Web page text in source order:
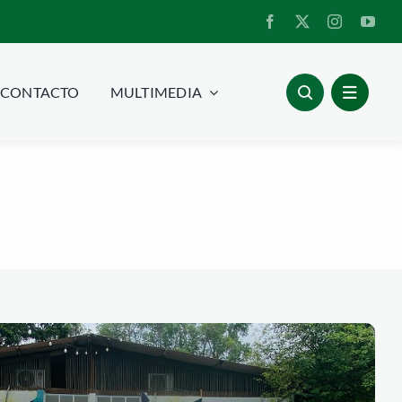
CONTACTO MULTIMEDIA